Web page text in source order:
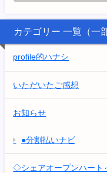
カテゴリー 一覧（一
profile的ハナシ
いただいたご感想
お知らせ
●分割払いナビ
◇シェアオープンハート